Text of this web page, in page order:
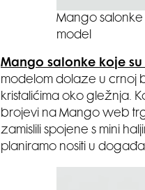
Mango salonke
model
Mango salonke koje su
modelom dolaze u crnoj
kristalićima oko gležnja.
brojevi na Mango web
zamislili spojene s mini
planiramo nositi u